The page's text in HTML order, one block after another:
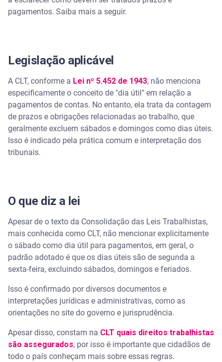
Importância de saber os dias úteis
pagamentos. Saiba mais a seguir.
Legislação aplicável
A CLT, conforme a Lei nº 5.452 de 1943, não menciona
especificamente o conceito de "dia útil" em relação a
pagamentos de contas. No entanto, ela trata da contagem
de prazos e obrigações relacionadas ao trabalho, que
geralmente excluem sábados e domingos como dias úteis.
Isso é indicado pela prática comum e interpretação dos
tribunais.
O que diz a lei
Apesar de o texto da Consolidação das Leis Trabalhistas,
mais conhecida como CLT, não mencionar explicitamente
o sábado como dia útil para pagamentos, em geral, o
padrão adotado é que os dias úteis são de segunda a
sexta-feira, excluindo sábados, domingos e feriados.
Isso é confirmado por diversos documentos e
interpretações jurídicas e administrativas, como as
orientações no site do governo e jurisprudência.
Apesar disso, constam na CLT quais direitos trabalhistas
são assegurados, por isso é importante que cidadãos de
todo o país conheçam mais sobre essas regras.